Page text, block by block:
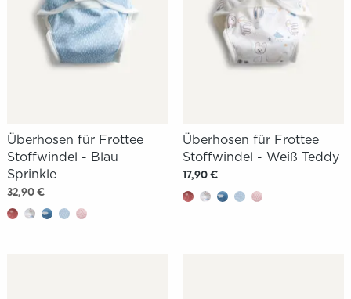
Überhosen für Frottee
Stoffwindel - Blau
Sprinkle
32,90 €
Überhosen für Frottee
Stoffwindel - Weiß Teddy
17,90 €